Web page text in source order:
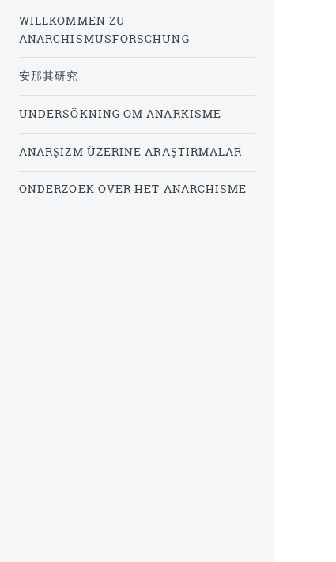
WILLKOMMEN ZU
ANARCHISMUSFORSCHUNG
安那其研究
UNDERSÖKNING OM ANARKISME
ANARŞIZM ÜZERINE ARAŞTIRMALAR
ONDERZOEK OVER HET ANARCHISME